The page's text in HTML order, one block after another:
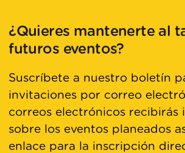
¿Quieres mantenerte al
futuros eventos?
Suscríbete a nuestro boletín
invitaciones por correo
correos electrónicos recibirás
sobre los eventos planeados
enlace para la inscripción